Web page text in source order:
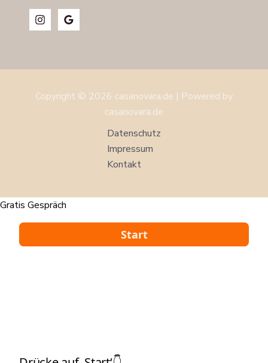
Copyright © 2026 casanovara.de | Powered by
casanovara.de
Datenschutz
Impressum
Kontakt
Gratis Gespräch